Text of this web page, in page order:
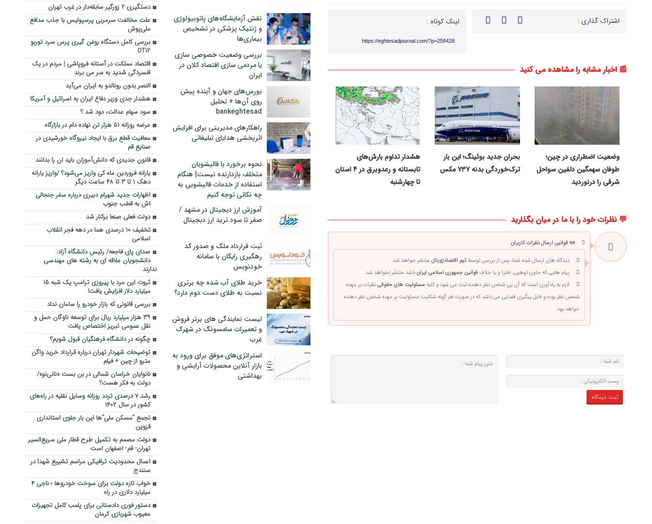
اشتراک گذاری : لینک کوتاه :
https://eghtesadjournal.com/?p=258428
📰 اخبار مشابه را مشاهده می کنید
وضعیت اضطراری در چین؛
طوفان سهمگین دلفین سواحل
شرقی را درنوردید
بحران جدید بوئینگ؛ این بار
ترک‌خوردگی بدنه ۷۳۷ مکس
هشدار تداوم بارش‌های
تابستانه و رعدوبرق در ۴ استان
تا چهارشنبه
💬 نظرات خود را با ما در میان بگذارید
📜 قوانین ارسال نظرات کاربران
دیدگاه های ارسال شده شما، پس از بررسی توسط تیم اقتصادژورنال منتشر خواهد شد.
پیام هایی که حاوی توهین، افترا و یا خلاف قوانین جمهوری اسلامی ایرانباشد منتشر نخواهد شد.
لازم به یادآوری است که آی پی شخص نظر دهنده ثبت می شود و کلیه مسئولیت های حقوقینظرات بر عهده
شخص نظر بوده و قابل پیگیری قضایی می باشد که در صورت هر گونه شکایت مسئولیت بر عهده شخص نظر دهنده
خواهد بود.
نقش آزمایشگاه‌های پاتوبیولوژی
و ژنتیک پزشکی در تشخیص
بیماری‌ها
بررسی وضعیت خصوصی سازی
یا مردمی سازی اقتصاد کلان در
ایران
بورس‌های جهان و آینده پیش
روی آن‌ها + تحلیل
bankeghtesad
راهکارهای مدیریتی برای افزایش
اثربخشی هدایای تبلیغاتی
نحوه برخورد با قالیشویان
متخلف بازدارنده نیست| هنگام
استفاده از خدمات قالیشویی به
چه نکاتی توجه کنیم
آموزش ارز دیجیتال در مشهد /
صفر تا سود ترید ارز دیجیتال
ثبت قرارداد ملک و صدور کد
رهگیری رایگان با سامانه
خودنویس
خرید طلای آب شده چه برتری
نسبت به طلای دست دوم دارد؟
لیست نمایندگی های برتر فروش
و تعمیرات سامسونگ در شهرک
غرب
استراتژی‌های موفق برای ورود به
بازار آنلاین محصولات آرایشی و
بهداشتی
دستگیری ۲ زورگیر سابقه‌دار در غرب تهران
علت مخالفت سرمربی پرسپولیس با جذب مدافع
ملی‌پوش
بررسی کامل دستگاه روغن گیری پرس سرد توربو
OT۱۲
اقتصاد مملکت در آستانه فروپاشی | مردم در یک
افسردگی شدید به‌ سر می‌ برند
النصر بدون رونالدو به ایران می‌آید
هشدار جدی وزیر دفاع ایران به اسرائیل و آمریکا
سود سهام عدالت، دود شد ؟
عرضه روزانه ۵۱ هزار تن نهاده‌ دام در بازارگاه
معافیت قطع برق با ایجاد نیروگاه خورشیدی در
صنایع قم
قانون جدیدی که دانش‌آموزان باید ان را بدانند
یارانه فروردین ماه کی واریز می‌شود؟ /واریز یارانه
دهک ۱ تا ۳ تا ۴۸ ساعت دیگر
اظهارات جدید شهرام دبیری درباره سفر جنجالی
اش به قطب جنوب
دولت فعلی صنعا برکنار شد
تخفیف ۱۰ درصدی هما در دهه فجر انقلاب
اسلامی
صدای پای فاجعه/ رئیس دانشگاه آزاد:
دانشجویان علاقه ای به رشته های مهندسی
ندارند
ثروت این مرد با پیروزی ترامپ یک شبه ۱۵
میلیارد دلار افزایش یافت!
بررسی قانونی که بازار خودرو را سامان نداد
۳۹ هزار میلیارد ریال برای توسعه ناوگان حمل و
نقل عمومی تبریز اختصاص یافت
چگونه در دانشگاه فرهنگیان قبول شویم؟
توضیحات شهردار تهران درباره قرارداد خرید واگن
مترو از چین + فیلم
نانوایان خراسان شمالی در بن بست «نانی‌نو»/
دولت به فکر هست؟
رشد ۷ درصدی تردد روزانه وسایل نقلیه در راه‌های
کشور در سال ۱۴۰۲
تجمع “مسکن ملی”ها این بار جلوی استانداری
قزوین
دولت مصمم به تکمیل طرح قطار ملی سریع‌السیر
تهران- قم- اصفهان است
اعمال محدودیت ترافیکی مراسم تشییع شهدا در
سنندج
خواب تازه دولت برای سوخت خودروها ؛ ناجی ۴
میلیارد دلاری در راه
دستور فوری دادستانی برای پلمب کامل تجهیزات
معیوب شهربازی کرمان